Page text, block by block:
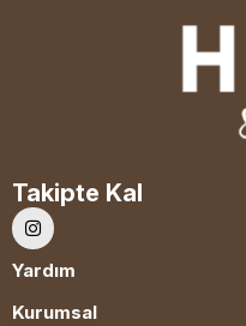
Takipte Kal
Yardım
Kurumsal